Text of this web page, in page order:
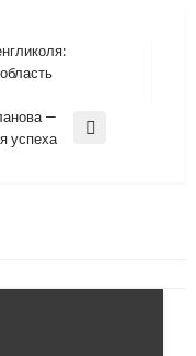
—
успеха